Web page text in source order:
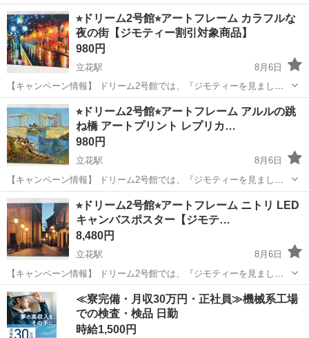
た！』とお伝えいただくと、こちらの掲載商品をジモティー限定価格
（掲載価格の3%OFF）にてご購入いただけます！ お会計時にこちら
の商品画面をご提示くださいませ(*...
兵庫 尼崎市 立花駅 インテリア雑貨/小物
⭐︎ドリーム2号館⭐︎アートフレーム カラフルな
夜の街【ジモティー割引対象商品】
980円
立花駅
8月6日
【キャンペーン情報】 ドリーム2号館では、『ジモティーを見まし
た！』とお伝えいただくと、こちらの掲載商品をジモティー限定価格
（掲載価格の3%OFF）にてご購入いただけます！ お会計時にこちら
の商品画面をご提示くださいませ(*...
兵庫 尼崎市 立花駅 インテリア雑貨/小物
⭐︎ドリーム2号館⭐︎アートフレーム アルルの跳
ね橋 アートプリント レプリカ…
980円
立花駅
8月6日
【キャンペーン情報】 ドリーム2号館では、『ジモティーを見まし
た！』とお伝えいただくと、こちらの掲載商品をジモティー限定価格
（掲載価格の3%OFF）にてご購入いただけます！ お会計時にこちら
の商品画面をご提示くださいませ(*...
兵庫 尼崎市 立花駅 インテリア雑貨/小物 ドリーム
⭐︎ドリーム2号館⭐︎アートフレーム ニトリ LED
キャンバスポスター【ジモテ…
8,480円
立花駅
8月6日
【キャンペーン情報】 ドリーム2号館では、『ジモティーを見まし
た！』とお伝えいただくと、こちらの掲載商品をジモティー限定価格
（掲載価格の3%OFF）にてご購入いただけます！ お会計時にこちら
の商品画面をご提示くださいませ(*...
兵庫 尼崎市 立花駅 インテリア雑貨/小物 ドリーム
≪寮完備・月収30万円・正社員≫機械系工場
での検査・検品 日勤
時給1,500円